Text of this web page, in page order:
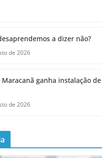
a dizer não?
de 2026
ganha instalação
de 2026